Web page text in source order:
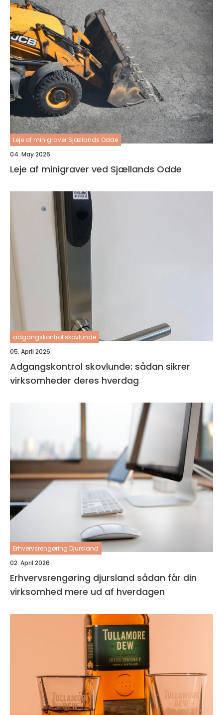
Leje af minigraver Sjællands Odde
04. May 2026
Leje af minigraver ved Sjællands Odde
adgangskontrol skovlunde
05. April 2026
Adgangskontrol skovlunde: sådan sikrer
virksomheder deres hverdag
Erhvervsrengøring Djursland
02. April 2026
Erhvervsrengøring djursland sådan får din
virksomhed mere ud af hverdagen